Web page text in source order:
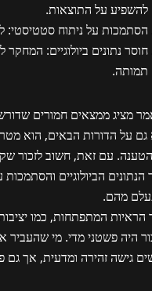
להשפיע על התוצאות.
הסתמכות על ניתוח סטטיסטי:
חוסר נתונים ביולוגיים: המחקר
תמותה.
מציג ממצאים חמורים
עם זאת, חשוב לזכור
הנתונים הביולוגיים
מהם.
היה פשטני מדי. מי
גישה זהירה ומדעית, אך גם